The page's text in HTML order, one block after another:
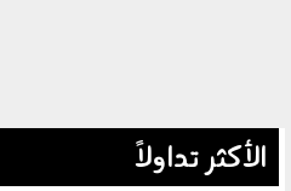
الأكثر تداولاً